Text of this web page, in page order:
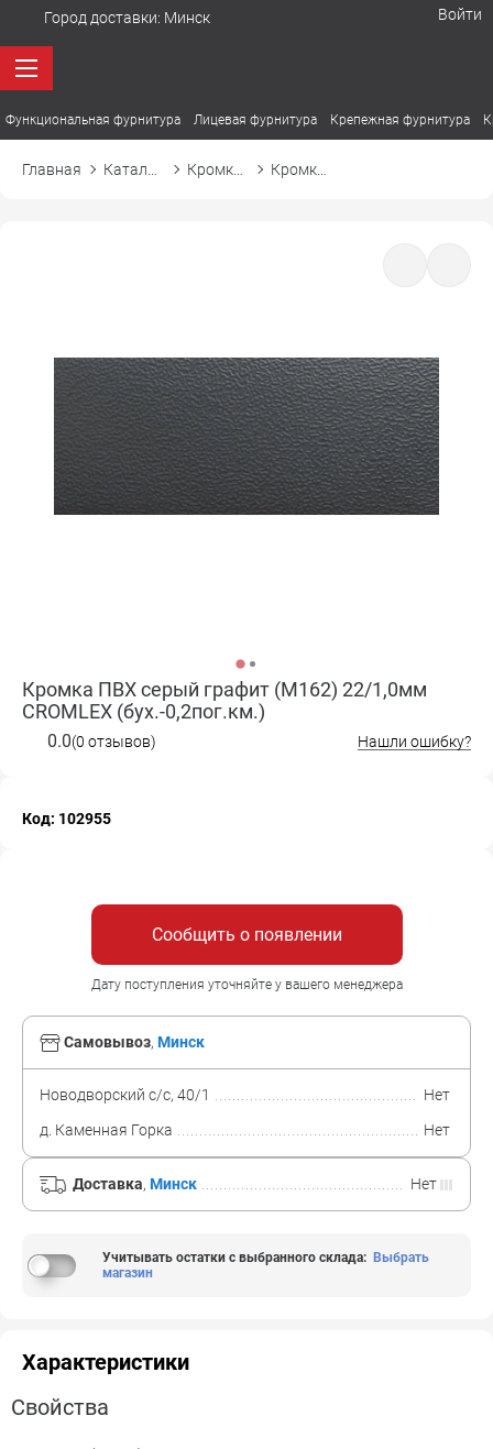
Город доставки: Минск Войти
Функциональная фурнитура Лицевая фурнитура Крепежная фурнитура
Главная
Кромка ПВХ серый графит (M162) 22/1,0мм
CROMLEX (бух.-0,2пог.км.)
0.0(0 отзывов) Нашли ошибку?
Код: 102955
Сообщить о появлении
Дату поступления уточняйте у вашего менеджера
Самовывоз, Минск
Новодворский с/с, 40/1
Нет
д. Каменная Горка
Нет
Доставка, Минск Нет
Учитывать остатки с выбранного склада: Выбрать
магазин
Характеристики
Свойства